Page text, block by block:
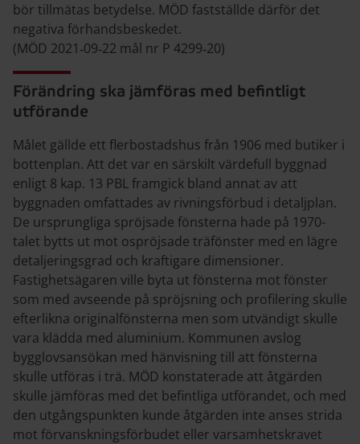
bör tillmätas betydelse. MÖD fastställde därför det
negativa förhandsbeskedet.
(MÖD 2021‑09‑22 mål nr P 4299‑20)
Förändring ska jämföras med befintligt
utförande
Målet gällde ett flerbostadshus från 1906 med butiker i
bottenplan. Att det var en särskilt värdefull byggnad
enligt 8 kap. 13 PBL framgick bland annat av att
byggnaden omfattades av rivningsförbud i detaljplan.
De ursprungliga spröjsade fönsterna hade på 1970-
talet bytts ut mot ospröjsade träfönster med en lägre
detaljeringsgrad och kraftigare dimensioner.
Fastighetsägaren ville byta ut fönsterna mot fönster
som med avseende på spröjsning och profilering skulle
efterlikna originalfönsterna men som utvändigt skulle
vara klädda med aluminium. Kommunen avslog
bygglovsansökan med hänvisning till att fönsterna
skulle utföras i trä. MÖD konstaterade att åtgärden
skulle jämföras med det befintliga utförandet, och med
den utgångspunkten kunde åtgärden inte anses strida
mot förvanskningsförbudet eller varsamhetskravet